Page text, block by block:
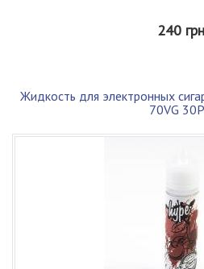
240 грн
Жидкость для электронных
70VG